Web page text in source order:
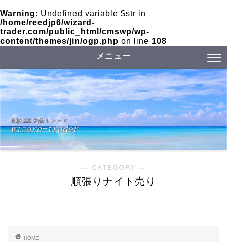
Warning: Undefined variable $str in
/home/reedjp6/wizard-
trader.com/public_html/cmswp/wp-
content/themes/jin/ogp.php on line 108
日中暴落オーバーナイト買い
RSI押し目買い
上昇傾向狙い日通し買い
メニュー
― CATEGORY ―
順張りナイト売り
HOME